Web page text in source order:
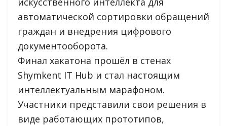
автоматической сортировки обращений
граждан и внедрения цифрового
документооборота.
Финал хакатона прошёл в стенах
Shymkent IT Hub и стал настоящим
интеллектуальным марафоном.
Участники представили свои решения в
виде работающих прототипов,